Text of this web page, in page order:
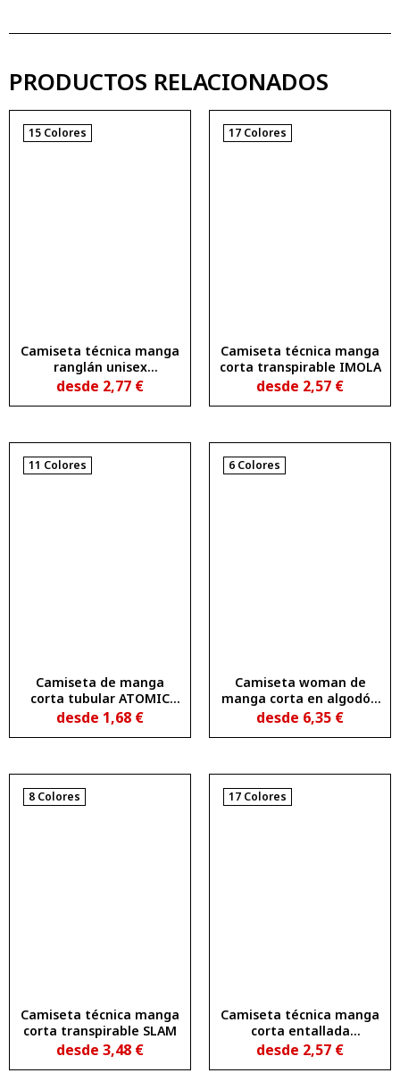
PRODUCTOS RELACIONADOS
15 Colores
Camiseta técnica manga
ranglán unisex
transpirable MONACO
desde 2,77 €
17 Colores
Camiseta técnica manga
corta transpirable IMOLA
desde 2,57 €
11 Colores
Camiseta de manga
corta tubular ATOMIC
150
desde 1,68 €
6 Colores
Camiseta woman de
manga corta en algodón
peinado efecto lavado
desde 6,35 €
8 Colores
Camiseta técnica manga
corta transpirable SLAM
desde 3,48 €
17 Colores
Camiseta técnica manga
corta entallada
transpirable
MONTECARLO WOMAN
desde 2,57 €